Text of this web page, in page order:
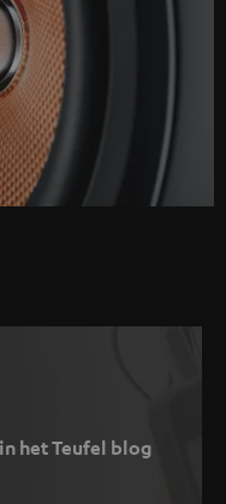
het Teufel blog